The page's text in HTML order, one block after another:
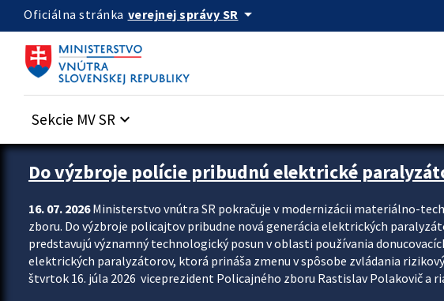
Preskocit na hlavný obsah
Oficiálna stránka verejnej správy SR arrow_drop_down
Sekcie MV SR keyboard_arrow_down
Zastavit automatický posun upútavok
Do výzbroje polície pribudnú elektrické
16. 07. 2026Ministerstvo vnútra SR pokračuje v modernizácii materiálno-
zboru. Do výzbroje policajtov pribudne nová generácia elektrických
predstavujú významný technologický posun v oblasti používania
elektrických paralyzátorov, ktorá prináša zmenu v spôsobe zvládania
štvrtok 16. júla 2026 viceprezident Policajného zboru Rastislav Polakovič a